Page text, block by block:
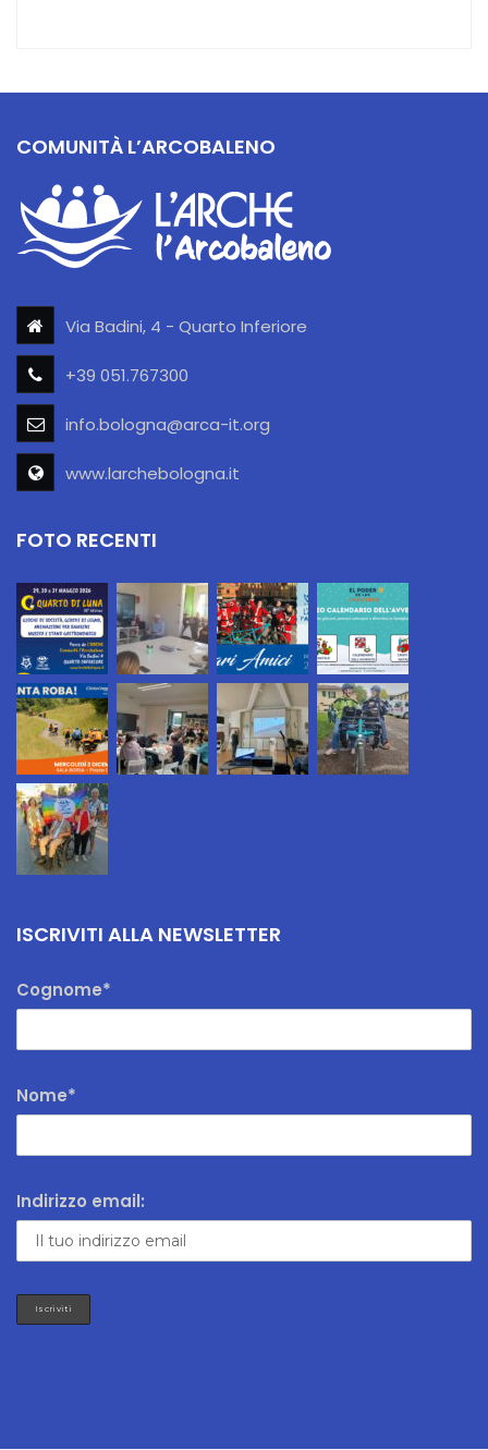
COMUNITÀ L’ARCOBALENO
Via Badini, 4 - Quarto Inferiore
+39 051.767300
info.bologna@arca-it.org
www.larchebologna.it
FOTO RECENTI
ISCRIVITI ALLA NEWSLETTER
Cognome*
Nome*
Indirizzo email: